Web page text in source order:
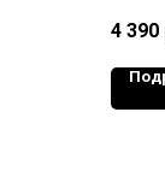
4 390